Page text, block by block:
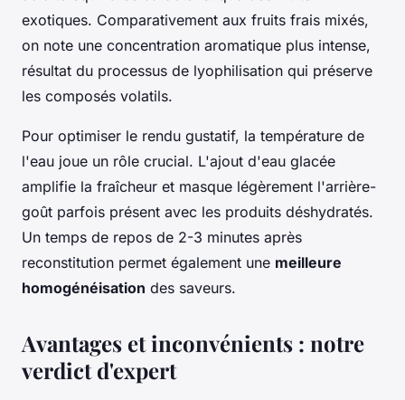
exotiques. Comparativement aux fruits frais mixés,
on note une concentration aromatique plus intense,
résultat du processus de lyophilisation qui préserve
les composés volatils.
Pour optimiser le rendu gustatif, la température de
l'eau joue un rôle crucial. L'ajout d'eau glacée
amplifie la fraîcheur et masque légèrement l'arrière-
goût parfois présent avec les produits déshydratés.
Un temps de repos de 2-3 minutes après
reconstitution permet également une meilleure
homogénéisation des saveurs.
Avantages et inconvénients : notre
verdict d'expert